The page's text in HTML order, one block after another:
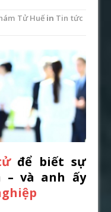
Tử Huếin Tin tức
để biết sự
– và anh ấy